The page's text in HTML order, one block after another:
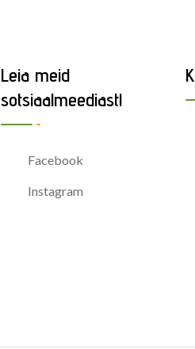
Leia meid
sotsiaalmeediast!
Facebook
Instagram